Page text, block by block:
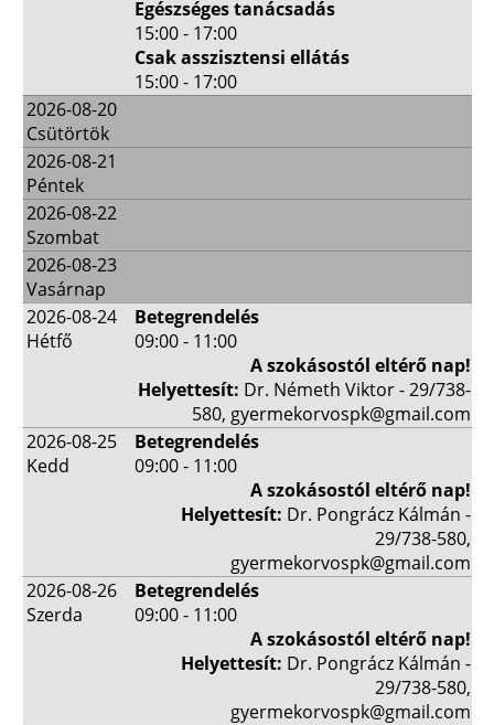
Egészséges tanácsadás
15:00 - 17:00
Csak asszisztensi ellátás
15:00 - 17:00
2026-08-20
Csütörtök
2026-08-21
Péntek
2026-08-22
Szombat
2026-08-23
Vasárnap
2026-08-24
Hétfő
Betegrendelés
09:00 - 11:00
A szokásostól eltérő nap!
Helyettesít: Dr. Németh Viktor - 29/738-
580, gyermekorvospk@gmail.com
2026-08-25
Kedd
Betegrendelés
09:00 - 11:00
A szokásostól eltérő nap!
Helyettesít: Dr. Pongrácz Kálmán -
29/738-580,
gyermekorvospk@gmail.com
2026-08-26
Szerda
Betegrendelés
09:00 - 11:00
A szokásostól eltérő nap!
Helyettesít: Dr. Pongrácz Kálmán -
29/738-580,
gyermekorvospk@gmail.com